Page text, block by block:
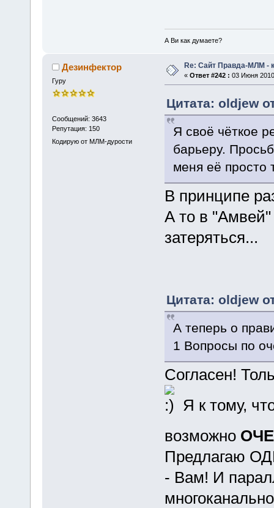
А Ви как думаете?
Дезинфектор
Гуру
Сообщений: 3643
Репутация: 150
Кодирую от МЛМ-дурости
Re: Сайт Правда-МЛМ -
« Ответ #242 : 03 Июня
Цитата: oldjew
Я своё чёткое
барьеру.
меня её просто
В принципе
А то в "Амвей"
затеряться...
Цитата: oldjew
А теперь о
1 Вопросы по
Согласен!
Я к тому,
возможно
Предлагаю
- Вам! И